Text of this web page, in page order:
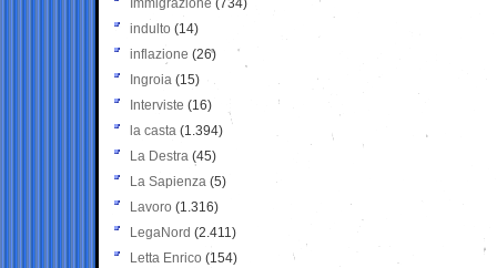
Immigrazione (734)
indulto (14)
inflazione (26)
Ingroia (15)
Interviste (16)
la casta (1.394)
La Destra (45)
La Sapienza (5)
Lavoro (1.316)
LegaNord (2.411)
Letta Enrico (154)